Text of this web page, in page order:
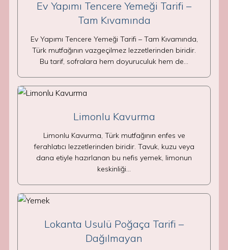
Ev Yapımı Tencere Yemeği Tarifi –
Tam Kıvamında
Ev Yapımı Tencere Yemeği Tarifi – Tam Kıvamında,
Türk mutfağının vazgeçilmez lezzetlerinden biridir.
Bu tarif, sofralara hem doyuruculuk hem de…
Limonlu Kavurma
Limonlu Kavurma, Türk mutfağının enfes ve
ferahlatıcı lezzetlerinden biridir. Tavuk, kuzu veya
dana etiyle hazırlanan bu nefis yemek, limonun
keskinliği…
Lokanta Usulü Poğaça Tarifi –
Dağılmayan